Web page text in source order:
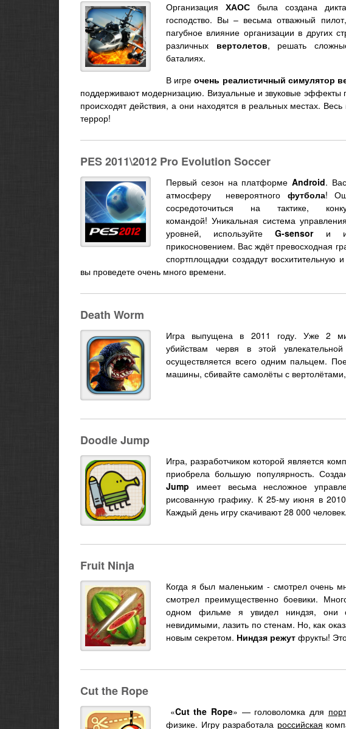
Организация ХАОС была создана
господство. Вы – весьма отважный
пагубное влияние организации в других
различных вертолетов, решать
баталиях.
В игреочень реалистичный симулятор
поддерживают модернизацию. Визуальные и звуковые эффекты
происходят действия, а они находятся в реальных местах.
террор!
PES 2011\2012 Pro Evolution Soccer
Первый сезон на платформеAndroid.
атмосферу невероятного футбола!
сосредоточиться на тактике,
командой! Уникальная система
уровней, используйтеG-sensorи
прикосновением. Вас ждёт превосходная
спортплощадки создадут
вы проведете очень много времени.
Death Worm
Игра выпущена в 2011 году. Уже 2
убийствам червя в этой
осуществляется всего одним пальцем.
машины, сбивайте самолёты с
Doodle Jump
Игра, разработчиком которой является
приобрела большую популярность.
Jump имеет весьма несложное
рисованную графику. К 25-му июня в
Каждый день игру скачивают 28 000 человек.
Fruit Ninja
Когда я был маленьким - смотрел очень
смотрел преимущественно боевики.
одном фильме я увидел ниндзя, они
невидимыми, лазить по стенам. Но, как
новым секретом. Ниндзя режут фрукты!
Cut the Rope
«Cut the Rope» — головоломка для
физике. Игру разработала российская